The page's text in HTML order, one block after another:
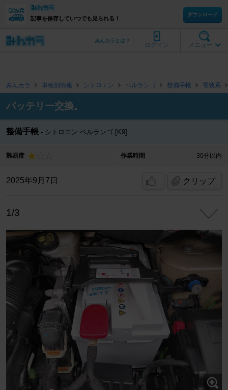
記事を保存していつでも見られる！
ダウンロード
メニュー
ログイン
みんカラとは？
みんカラ 車種別情報 シトロエン ベルランゴ 整備手帳 電装系
バッテリー交換。
整備手帳 シトロエン ベルランゴ [K9]
難易度 作業時間 30分以内
2025年9月7日 クリップ
1/3